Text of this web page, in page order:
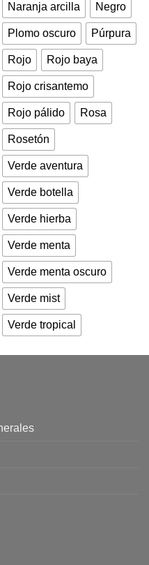
Naranja arcilla Negro
Plomo oscuro Púrpura
Rojo Rojo baya
Rojo crisantemo
Rojo pálido Rosa
Rosetón
Verde aventura
Verde botella
Verde hierba
Verde menta
Verde menta oscuro
Verde mist
Verde tropical